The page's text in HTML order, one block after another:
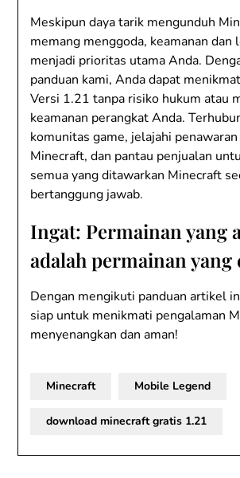
Meskipun daya tarik mengunduh
memang menggoda, keamanan dan
menjadi prioritas utama Anda.
panduan kami, Anda dapat
Versi 1.21 tanpa risiko hukum atau
keamanan perangkat Anda.
komunitas game, jelajahi
Minecraft, dan pantau penjualan
semua yang ditawarkan Minecraft
bertanggung jawab.
Ingat: Permainan yang
adalah permainan yang
Dengan mengikuti panduan artikel
siap untuk menikmati pengalaman
menyenangkan dan aman!
Minecraft Mobile Legend
download minecraft gratis 1.21